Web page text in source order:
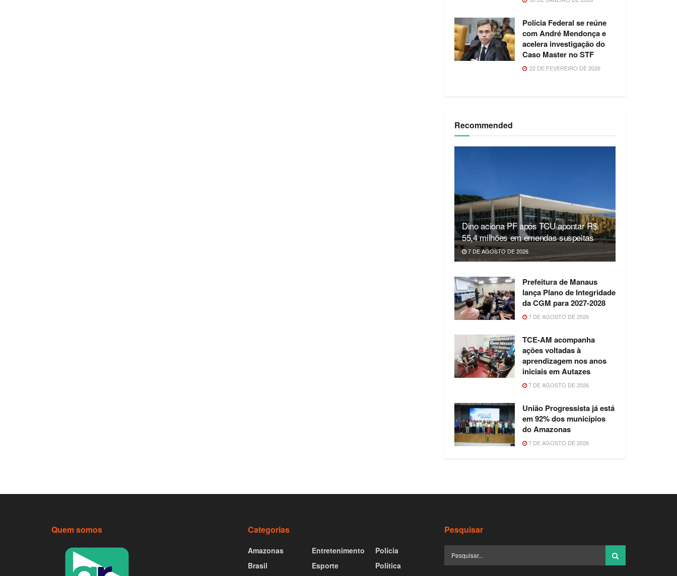
Polícia Federal se reúne
com André Mendonça e
acelera investigação do
Caso Master no STF
22 DE FEVEREIRO DE 2026
Recommended
Dino aciona PF após TCU apontar R$
55,4 milhões em emendas suspeitas
7 DE AGOSTO DE 2026
Prefeitura de Manaus
lança Plano de Integridade
da CGM para 2027-2028
7 DE AGOSTO DE 2026
TCE-AM acompanha
ações voltadas à
aprendizagem nos anos
iniciais em Autazes
7 DE AGOSTO DE 2026
União Progressista já está
em 92% dos municípios
do Amazonas
7 DE AGOSTO DE 2026
Quem somos Categorias
Amazonas
Brasil
Entretenimento
Esporte
Polícia
Política
Pesquisar